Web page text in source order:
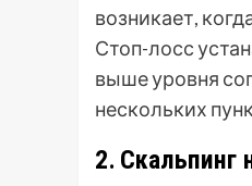
возникает,
Стоп-лосс
выше уровня
нескольких
2․